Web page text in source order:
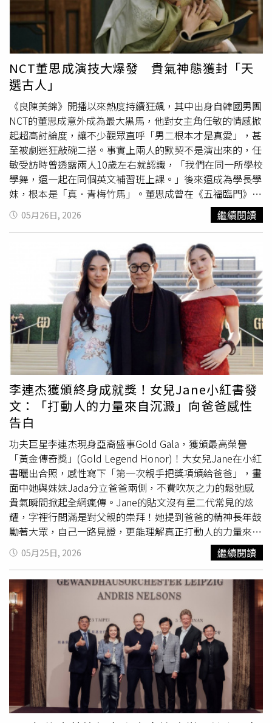
等職稱，也沒有任何公司名稱，整張白色卡片上，只寫著
「尹衍樑」三個字。林益如當時好奇詢問，為何會採用這樣
的名片設計。尹衍樑則笑著回答，過去名片上曾印有許多職
稱與資訊，但後來覺得，其實只留下自己的名字就已足夠。
林益如分享過去與尹衍樑的互動。（圖／翻攝臉書／林益
如）多年後再次回想這段互動，林益如認為，那張沒有頭銜
的名片，某種程度上也反映了尹衍樑的性格與人生觀。她表
示，尹衍樑一生擁有許多不同身分，不僅投入企業經營，也
長期關注教育與公益，同時樂於接受各種新挑戰，「很難用
單一頭銜定義他」。專訪過程中，尹衍樑也談到自己最喜歡
的動物是貓頭鷹。他表示，除了欣賞貓頭鷹具備高智商外，
更欣賞牠飛行時幾乎沒有聲音的特性。林益如則認為，這樣
的特質某種程度上也呼應了尹衍樑的人生態度，「安靜地
飛，但始終看得很遠」。此外，尹衍樑也十分重視閱讀與教
育。他平時經常買書送給朋友及孩子，認為教育能改變人
生。他受訪時曾提到，「貧窮有很多種，只要努力，大多數
都能改善，但教育上的貧窮，很難翻身。」這番話，也被外
界視為他自身成長歷程的縮影。談及人生壓力時，尹衍樑則
表示，自己很少因壓力而失眠，甚至直言「大部分時候都覺
得快樂」。即使遇到低潮，他也習慣透過戶外活動調整心
情，包括騎重機、露營與帆船等，在接觸自然的過程中，許
多原本難以解決的問題，也往往能逐漸找到出口。林益如最
後表示，外界對尹衍樑的評價或許各有不同，但她最深刻記
得的，不是龐大的企業版圖，也不是外界爭議，而是他始終
保有對世界的熱情，以及對生命的投入與好奇。
NCT董思成演技大爆發 貴氣神態獲封「天
選古人」
《良陳美錦》開播以來熱度持續狂飆，其中出身自韓國男團
NCT的董思成意外成為最大黑馬，他對女主角任敏的情感掀
起超高討論度，讓不少觀眾直呼「男二根本才是真愛」，甚
至被劇迷狂敲碗二搭。事實上兩人的默契不是演出來的，任
敏受訪時曾透露兩人10歲左右就認識，「我們在同一所學校
學舞，還一起在同個英文補習班上課。」後來還成為學長學
妹，根本是「真．青梅竹馬」。董思成曾在《五福臨門》首
度嘗試古裝，這回擔綱《良陳美錦》男配角飾演世子爺「葉
限」，憑藉丹鳳眼、高骨相與充滿貴氣的神態，被網友封為
「天選古人」，甚至有人形容他有種濃濃《紅樓夢》氣質，
小說裡走出來的世家公子。上週他出席上海見
面會時也親自回應這個封號，笑說：「未來會嘗試更多好的
古裝角色，可以拍到50歲！」董思成是《良陳美錦》的大黑
馬。（圖／台灣大哥大MyVideo提供）除了古裝扮相掀起熱
議，董思成在《良陳美錦》的哭戲表現也意外成為熱門討論
之一，其中一場葉限為幫顧錦朝（任敏 飾）教訓沉迷賭博
的弟弟，卻反而引起女方勃然大怒，兩人關係陷入僵局。董
思成隱忍情緒、眼眶含淚的片段在微博瘋傳，尤其一滴淚滑
落瞬間才發覺自己的懊悔，無言地笑了出來，被大批網友狂
讚「情緒完全被拉進去」。其實董思成過去以韓國男團NCT
成員身分活動，2023年才正式跨足戲劇圈，這回在《良陳
美錦》的表現卻讓不少觀眾徹底改觀。由於他過去在舞台上
多以偶像形象示人，如今卻憑藉細膩情緒戲與古裝氣場成功
「演技出圈」，甚至有網友忍不住驚呼：「董思成時常讓我
懷疑，他之前真的只是愛豆嗎？怎麼這麼會演戲！」
05月26日, 2026 繼續閱讀
李連杰獲頒終身成就獎！女兒Jane小紅書發
文：「打動人的力量來自沉澱」向爸爸感性
告白
功夫巨星李連杰現身亞裔盛事Gold Gala，獲頒最高榮譽
「黃金傳奇獎」(Gold Legend Honor)！大女兒Jane在小紅
書曬出合照，感性寫下「第一次親手把獎項頒給爸爸」，畫
面中她與妹妹Jada分立爸爸兩側，不費吹灰之力的鬆弛感
貴氣瞬間掀起全網瘋傳。Jane的貼文沒有星二代常見的炫
耀，字裡行間滿是對父親的崇拜！她提到爸爸的精神長年鼓
勵著大眾，自己一路見證，更能理解真正打動人的力量來自
長期沉澱。這種不矯情的真誠敘事，精準擊中當下網路受眾
最欣賞的內核穩定，也讓大家看到巨星家庭在名利場之外的
柔軟傳承。（圖／翻攝自Jane小紅書）這場盛會也曝光了
姊妹倆的頂級審美，完美示範不靠濃妝、全憑原生感取勝的
精緻高智感。大女兒Jane身穿淺調青瓷綠的刺繡抹胸禮
服，
古典
花卉圖騰散發出新中式老錢風；妹妹Jada則選擇
一襲鐵鏽紅平口緹花禮服，低飽和暖色調極其顯白，在國際
盛會上懂得用東方留白詮釋高級，比單純展露性感更具討論
度。（圖／翻攝自Jane小紅書）晚宴現場的社交規格更是
天花板級別！在Jane曬出的用餐側拍照中，李連杰父女與
好萊塢硬漢男星Terry Crews夫妻檔同坐，大家並肩貼緊合
照，真的讓人隔著螢幕都能感受到亞裔巨星在國際主流圈子
05月25日, 2026 繼續閱讀